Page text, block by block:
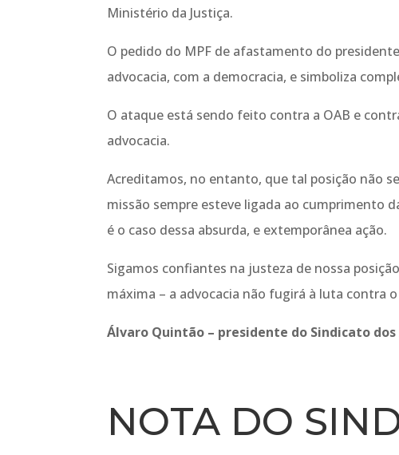
Ministério da Justiça.
O pedido do MPF de afastamento do
advocacia, com a democracia, e simboliza
O ataque está sendo feito contra a OAB e
advocacia.
Acreditamos, no entanto, que tal posição não
missão sempre esteve ligada ao cumprimento
é o caso dessa absurda, e extemporânea ação.
Sigamos confiantes na justeza de nossa
máxima – a advocacia não fugirá à luta contra
Álvaro Quintão – presidente do Sindicato dos
NOTA DO